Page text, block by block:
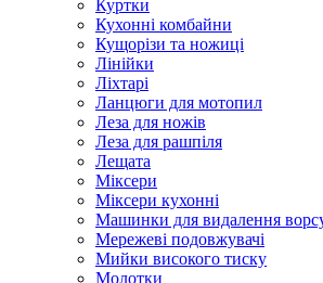
Куртки
Кухонні комбайни
Кущорізи та ножиці
Лінійки
Ліхтарі
Ланцюги для мотопил
Леза для ножів
Леза для рашпіля
Лещата
Міксери
Міксери кухонні
Машинки для видалення
Мережеві подовжувачі
Мийки високого тиску
Молотки